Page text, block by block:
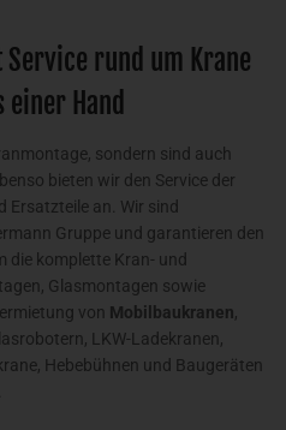
rund um Krane
Hand
sondern sind auch
bieten wir den Service der
Ersatzteile an. Wir sind
Gruppe und garantieren den
die komplette Kran- und
Glasmontagen sowie
von Mobilbaukranen,
LKW-Ladekranen,
Hebebühnen und Baugeräten